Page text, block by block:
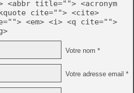
title=""> <acronym
cite=""> <cite>
<em> <i> <q cite="">
Votre nom *
Votre adresse email *